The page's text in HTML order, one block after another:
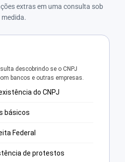
extras em uma consulta sob
medida.
descobrindo se o CNPJ
bancos e outras empresas.
do CNPJ
básicos
Federal
de protestos